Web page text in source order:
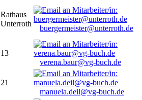
Rathaus
Unterroth
buergermeister@unterroth.de
13
verena.baur@vg-buch.de
21
manuela.deil@vg-buch.de